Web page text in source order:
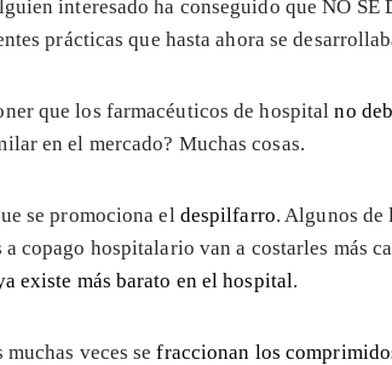
interesado ha conseguido que NO
prácticas que hasta ahora se
que los farmacéuticos de hospitalno
en el mercado? Muchas cosas.
se promociona el despilfarro. Algunos de
copago hospitalario van a costarles más
existe más barato en el hospital.
muchas veces sefraccionan los